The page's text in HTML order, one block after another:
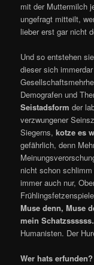
mit der Muttermilch
ungefragt mitteilt,
lieber erst gar nicht
Und so entstehen
dieser sich
Demografen und
Seistadsform der
verzwungener
Siegerns,kotze es
gefährlich, denn
nicht schon
immer auch nur,
Muse denn, Muse
mein
Humanisten. Der
Wer hats